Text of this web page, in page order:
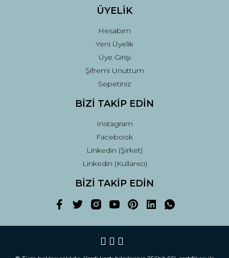
ÜYELİK
Hesabım
Yeni Üyelik
Üye Girişi
Şifremi Unuttum
Sepetiniz
BİZİ TAKİP EDİN
Instagram
Facebook
Linkedin (Şirket)
Linkedin (Kullanıcı)
BİZİ TAKİP EDİN